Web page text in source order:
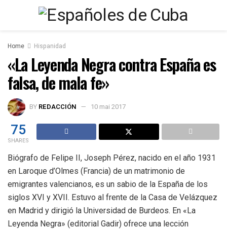
Home Hispanidad
«La Leyenda Negra contra España es
falsa, de mala fe»
BY REDACCIÓN 10 mai 2017
75
SHARES
Biógrafo de Felipe II, Joseph Pérez, nacido en el año 1931
en Laroque d’Olmes (Francia) de un matrimonio de
emigrantes valencianos, es un sabio de la España de los
siglos XVI y XVII. Estuvo al frente de la Casa de Velázquez
en Madrid y dirigió la Universidad de Burdeos. En «La
Leyenda Negra» (editorial Gadir) ofrece una lección